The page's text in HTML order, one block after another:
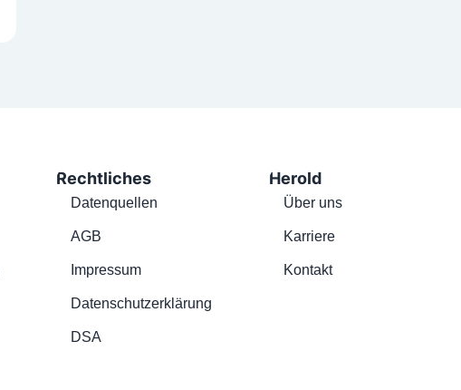
Rechtliches
Datenquellen
AGB
Impressum
Datenschutzerklärung
DSA
Herold
Über uns
Karriere
Kontakt